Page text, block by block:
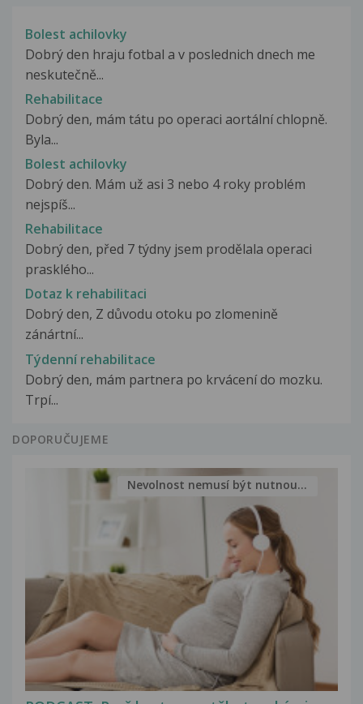
Bolest achilovky
Dobrý den hraju fotbal a v poslednich dnech me
neskutečně...
Rehabilitace
Dobrý den, mám tátu po operaci aortální chlopně.
Byla...
Bolest achilovky
Dobrý den. Mám už asi 3 nebo 4 roky problém
nejspíš...
Rehabilitace
Dobrý den, před 7 týdny jsem prodělala operaci
prasklého...
Dotaz k rehabilitaci
Dobrý den, Z důvodu otoku po zlomenině
zánártní...
Týdenní rehabilitace
Dobrý den, mám partnera po krvácení do mozku.
Trpí...
DOPORUČUJEME
Nevolnost nemusí být nutnou...